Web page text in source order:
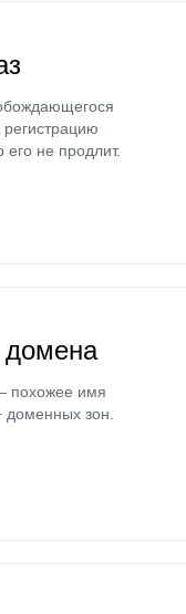
не продлит.
домена
похожее имя
доменных зон.